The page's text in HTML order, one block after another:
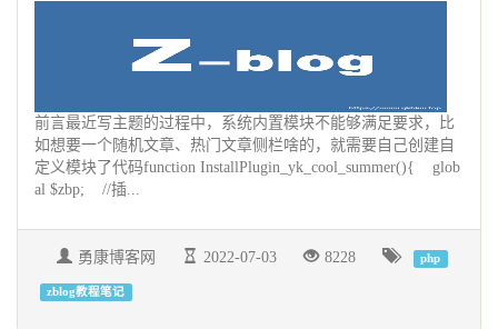
前言最近写主题的过程中，系统内置模块不能够满足要求，比
如想要一个随机文章、热门文章侧栏啥的，就需要自己创建自
定义模块了代码function InstallPlugin_yk_cool_summer(){ glob
al $zbp; //插...
勇康博客网 2022-07-03 8228 php
zblog教程笔记